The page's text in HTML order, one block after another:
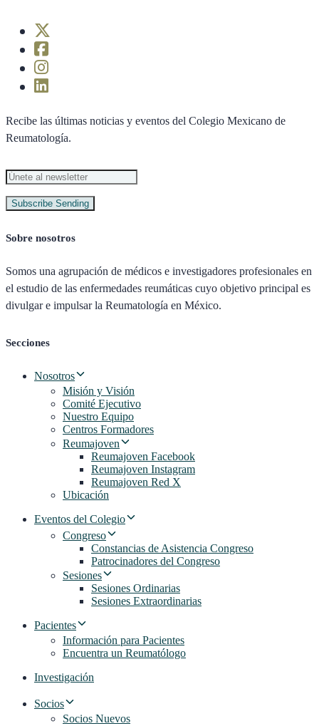
Recibe las últimas noticias y eventos del Colegio Mexicano de
Reumatología.
Subscribe Sending
Sobre nosotros
Somos una agrupación de médicos e investigadores profesionales en
el estudio de las enfermedades reumáticas cuyo objetivo principal es
divulgar e impulsar la Reumatología en México.
Secciones
Nosotros
Misión y Visión
Comité Ejecutivo
Nuestro Equipo
Centros Formadores
Reumajoven
Reumajoven Facebook
Reumajoven Instagram
Reumajoven Red X
Ubicación
Eventos del Colegio
Congreso
Constancias de Asistencia Congreso
Patrocinadores del Congreso
Sesiones
Sesiones Ordinarias
Sesiones Extraordinarias
Pacientes
Información para Pacientes
Encuentra un Reumatólogo
Investigación
Socios
Socios Nuevos